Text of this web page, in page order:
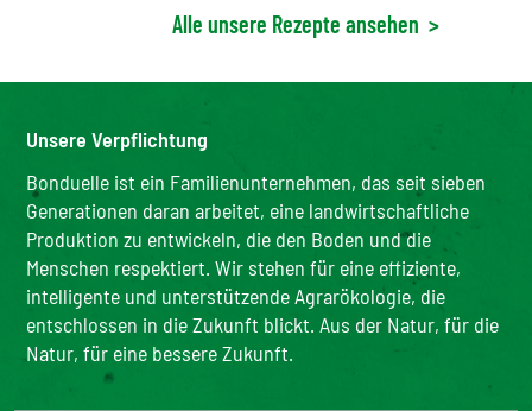
Alle unsere Rezepte ansehen >
Unsere Verpflichtung
Bonduelle ist ein Familienunternehmen, das seit sieben
Generationen daran arbeitet, eine landwirtschaftliche
Produktion zu entwickeln, die den Boden und die
Menschen respektiert. Wir stehen für eine effiziente,
intelligente und unterstützende Agrarökologie, die
entschlossen in die Zukunft blickt. Aus der Natur, für die
Natur, für eine bessere Zukunft.